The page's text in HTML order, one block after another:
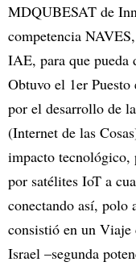
MDQUBESAT de
competencia
IAE, para que pueda
Obtuvo el 1er
por el desarrollo de
(Internet de las
impacto tecnológico,
por satélites IoT a
conectando así, polo
consistió en un Viaje
Israel –segunda